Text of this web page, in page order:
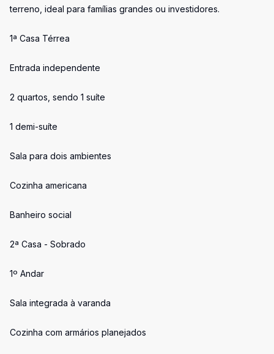
terreno, ideal para famílias grandes ou investidores.
1ª Casa Térrea
Entrada independente
2 quartos, sendo 1 suíte
1 demi-suíte
Sala para dois ambientes
Cozinha americana
Banheiro social
2ª Casa - Sobrado
1º Andar
Sala integrada à varanda
Cozinha com armários planejados